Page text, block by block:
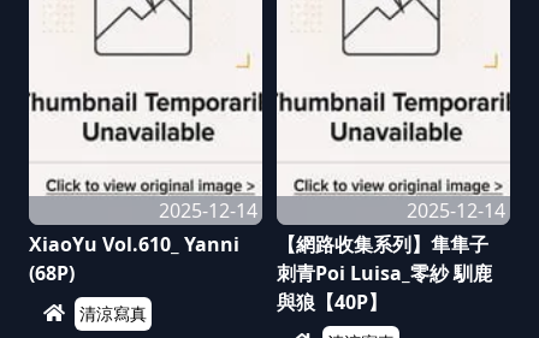
2025-12-14
XiaoYu Vol.610_ Yanni
(68P)
清涼寫真
2025-12-14
【網路收集系列】隼隼子
刺青Poi Luisa_零紗 馴鹿
與狼【40P】